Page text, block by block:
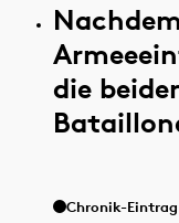
die
Chronik-Eintrag